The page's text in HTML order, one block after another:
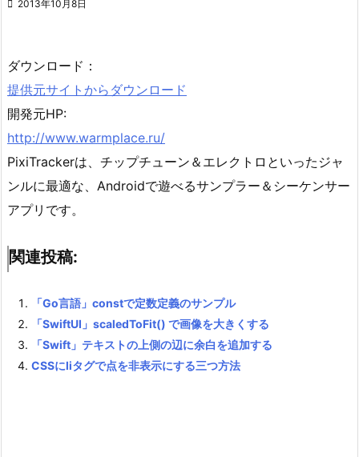
 2013年10月8日
ダウンロード：
提供元サイトからダウンロード
開発元HP:
http://www.warmplace.ru/
PixiTrackerは、チップチューン＆エレクトロといったジャ
ンルに最適な、Androidで遊べるサンプラー＆シーケンサー
アプリです。
関連投稿:
「Go言語」constで定数定義のサンプル
「SwiftUI」scaledToFit() で画像を大きくする
「Swift」テキストの上側の辺に余白を追加する
CSSにliタグで点を非表示にする三つ方法